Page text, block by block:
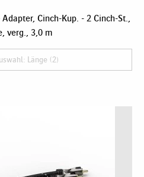
Cinch-Kup. - 2 Cinch-St.,
verg., 3,0 m
Länge (2)